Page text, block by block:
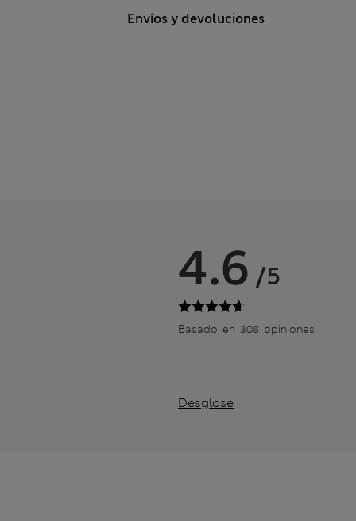
Envíos y devoluciones
4.6 /5
Basado en 308 opiniones
Desglose